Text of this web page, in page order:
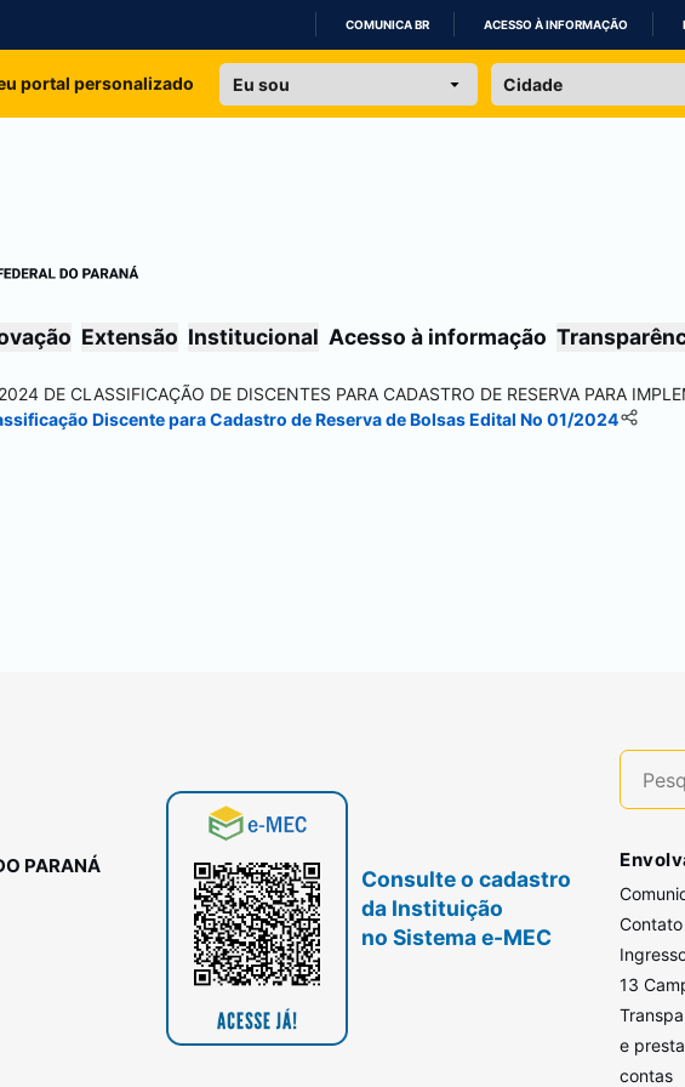
IR
COMUNICA BR ACESSO À INFORMAÇÃO
portal personalizado
Extensão Institucional Acesso à informação
DE CLASSIFICAÇÃO DE DISCENTES PARA CADASTRO DE RESERVA PARA
Discente para Cadastro de Reserva de Bolsas Edital No 01/2024
PARANÁ
Consulte o cadastro
da Instituição
no Sistema e-MEC
Contato
13
e
contas